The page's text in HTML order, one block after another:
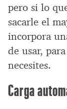
pero si lo
sacarle el
incorpora
de usar,
necesites.
Carga